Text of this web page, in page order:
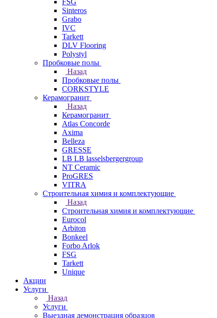
FSG
Sinteros
Grabo
IVC
Tarkett
DLV Flooring
Polystyl
Пробковые полы
Назад
Пробковые полы
CORKSTYLE
Керамогранит
Назад
Керамогранит
Atlas Concorde
Axima
Belleza
GRESSE
LB LB lasselsbergergroup
NT Ceramic
ProGRES
VITRA
Строительная химия и комплектующие
Назад
Строительная химия и комплектующие
Eurocol
Arbiton
Bonkeel
Forbo Arlok
FSG
Tarkett
Unique
Акции
Услуги
Назад
Услуги
Выездная демонстрация образцов